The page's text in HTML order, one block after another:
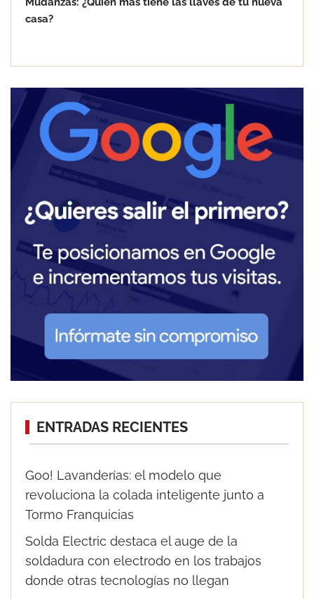
casa?
ENTRADAS RECIENTES
Goo! Lavanderías: el modelo que
revoluciona la colada inteligente junto a
Tormo Franquicias
Solda Electric destaca el auge de la
soldadura con electrodo en los trabajos
donde otras tecnologías no llegan